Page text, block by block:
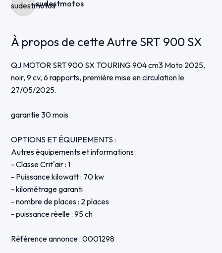
sudestmotos
À propos de cette Autre SRT 900 SX
QJ MOTOR SRT 900 SX TOURING 904 cm3 Moto 2025,
noir, 9 cv, 6 rapports, première mise en circulation le
27/05/2025.
garantie 30 mois
OPTIONS ET ÉQUIPEMENTS :
Autres équipements et informations :
- Classe Crit'air : 1
- Puissance kilowatt : 70 kw
- kilométrage garanti
- nombre de places : 2 places
- puissance réelle : 95 ch
Référence annonce : 0001298